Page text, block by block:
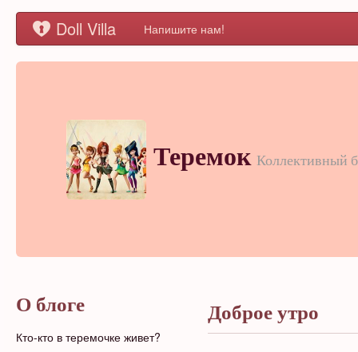
Doll Villa Напишите нам!
Теремок Коллективный
О блоге
Кто-кто в теремочке живет?
Доброе утро